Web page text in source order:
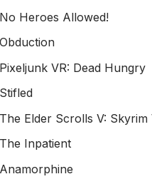
No Heroes Allowed!
Obduction
Pixeljunk VR: Dead Hungry
Stifled
The Elder Scrolls V: Skyrim
The Inpatient
Anamorphine